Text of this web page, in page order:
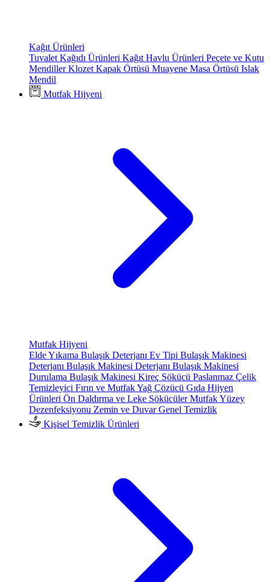
Kağıt Ürünleri
Tuvalet Kağıdı Ürünleri Kağıt Havlu Ürünleri Peçete ve Kutu
MendillerKlozet Kapak Örtüsü Muayene Masa Örtüsü Islak
Mendil
Mutfak Hijyeni
Mutfak Hijyeni
Elde Yıkama Bulaşık Deterjanı Ev Tipi Bulaşık Makinesi
Deterjanı Bulaşık Makinesi Deterjanı Bulaşık Makinesi
Durulama Bulaşık Makinesi Kireç Sökücü Paslanmaz Çelik
Temizleyici Fırın ve Mutfak Yağ Çözücü Gıda Hijyen
Ürünleri Ön Daldırma ve Leke SökücülerMutfak Yüzey
Dezenfeksiyonu Zemin ve Duvar Genel Temizlik
Kişisel Temizlik Ürünleri